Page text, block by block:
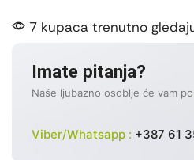
7 kupaca trenutno
Imate pitanja?
Naše ljubazno osoblje će vam
Viber/Whatsapp : +387 61